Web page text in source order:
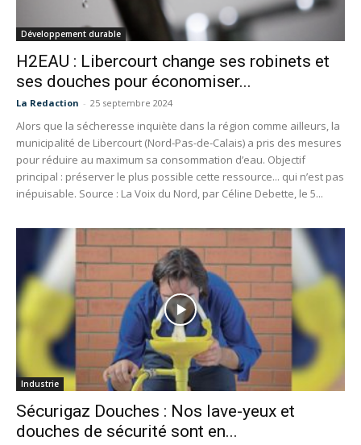
Développement durable
H2EAU : Libercourt change ses robinets et
ses douches pour économiser...
La Redaction - 25 septembre 2024
Alors que la sécheresse inquiète dans la région comme ailleurs, la
municipalité de Libercourt (Nord-Pas-de-Calais) a pris des mesures
pour réduire au maximum sa consommation d’eau. Objectif
principal : préserver le plus possible cette ressource... qui n’est pas
inépuisable. Source : La Voix du Nord, par Céline Debette, le 5...
Industrie
Sécurigaz Douches : Nos lave-yeux et
douches de sécurité sont en...